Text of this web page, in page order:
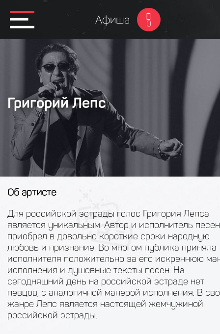
Афиша 0
Григорий Лепс
Об артисте
Для российской эстрады голос Григория Лепса
является уникальным. Автор и исполнитель песен
приобрел в довольно короткие сроки народную
любовь и признание. Во многом публика приняла
исполнителя положительно за его искреннюю
исполнения и душевные тексты песен. На
сегодняшний день на российской эстраде нет
певцов, с аналогичной манерой исполнения. В
жанре Лепс является настоящей жемчужиной
российской эстрады.